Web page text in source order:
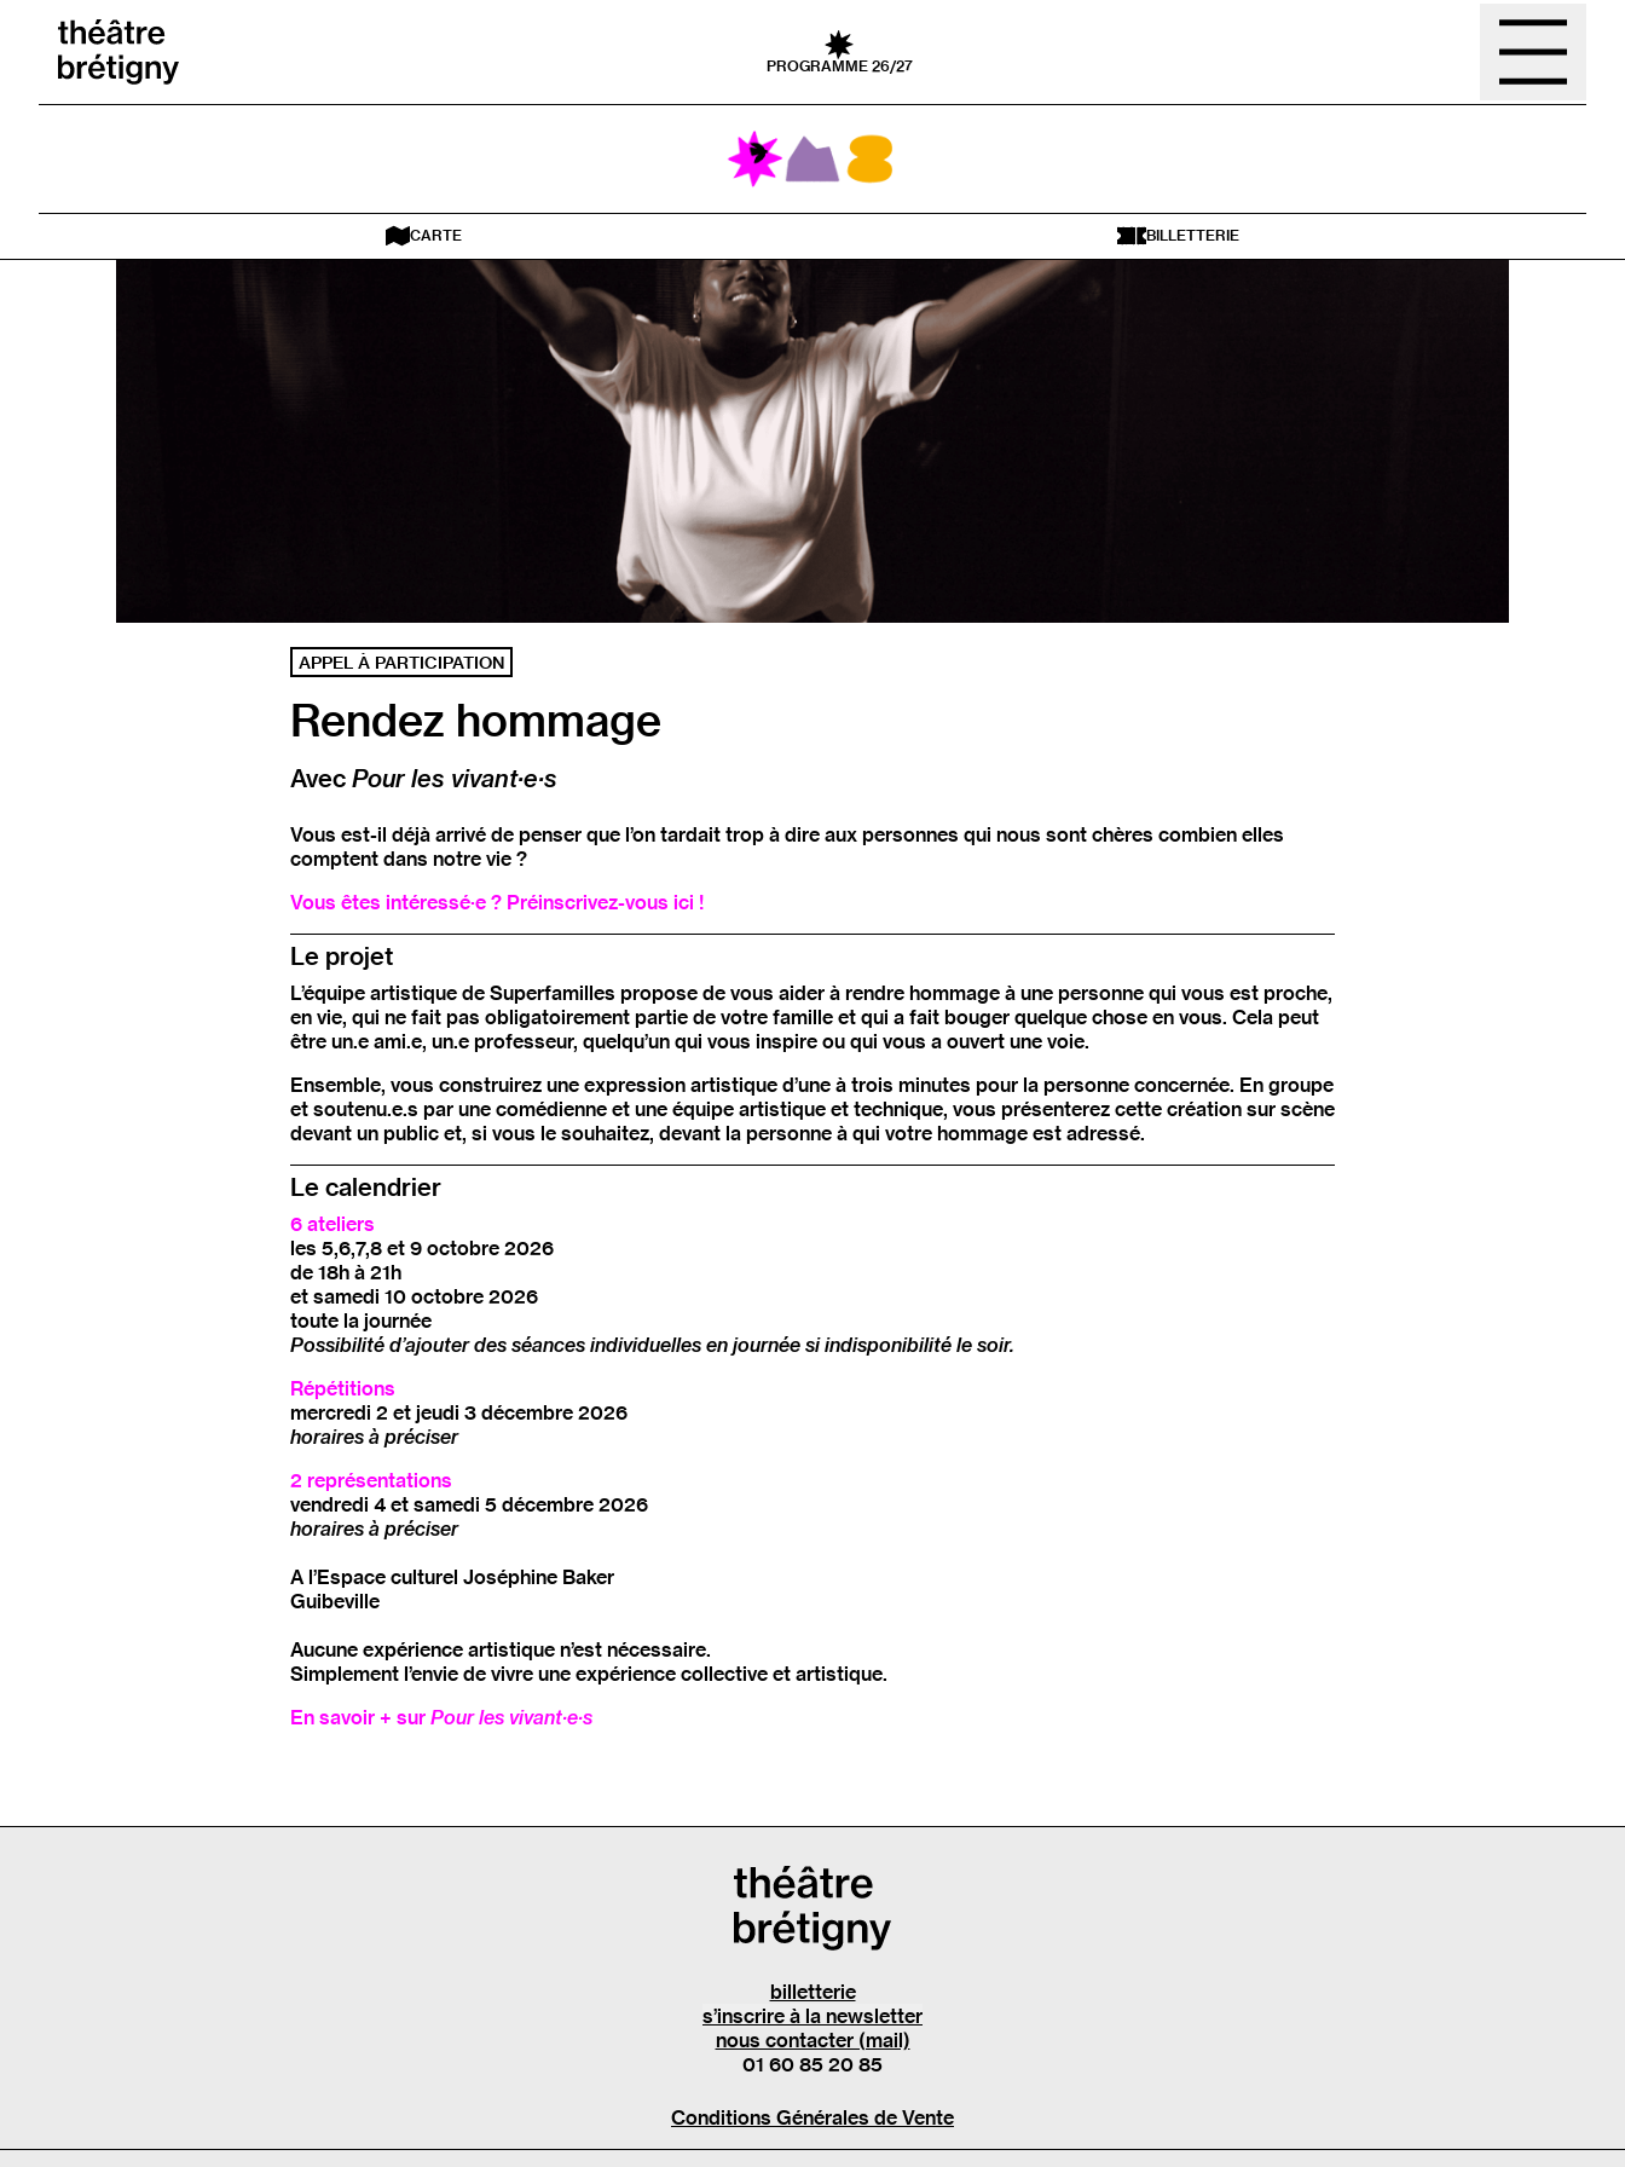
Aller au contenu
Retour à l’accueil
PROGRAMME 26/27
CARTE BILLETTERIE
APPEL À PARTICIPATION
Rendez hommage
Avec Pour les vivant·e·s
Vous est-il déjà arrivé de penser que l’on tardait trop à dire aux personnes qui nous sont chères combien elles
comptent dans notre vie ?
Vous êtes intéressé·e ? Préinscrivez-vous ici !
Le projet
L’équipe artistique de Superfamilles propose de vous aider à rendre hommage à une personne qui vous est proche,
en vie, qui ne fait pas obligatoirement partie de votre famille et qui a fait bouger quelque chose en vous. Cela peut
être un.e ami.e, un.e professeur, quelqu’un qui vous inspire ou qui vous a ouvert une voie.
Ensemble, vous construirez une expression artistique d’une à trois minutes pour la personne concernée. En groupe
et soutenu.e.s par une comédienne et une équipe artistique et technique, vous présenterez cette création sur scène
devant un public et, si vous le souhaitez, devant la personne à qui votre hommage est adressé.
Le calendrier
6 ateliers
les 5,6,7,8 et 9 octobre 2026
de 18h à 21h
et samedi 10 octobre 2026
toute la journée
Possibilité d’ajouter des séances individuelles en journée si indisponibilité le soir.
Répétitions
mercredi 2 et jeudi 3 décembre 2026
horaires à préciser
2 représentations
vendredi 4 et samedi 5 décembre 2026
horaires à préciser
A l’Espace culturel Joséphine Baker
Guibeville
Aucune expérience artistique n’est nécessaire.
Simplement l’envie de vivre une expérience collective et artistique.
En savoir + sur Pour les vivant·e·s
billetterie
s’inscrire à la newsletter
nous contacter (mail)
01 60 85 20 85
Conditions Générales de Vente